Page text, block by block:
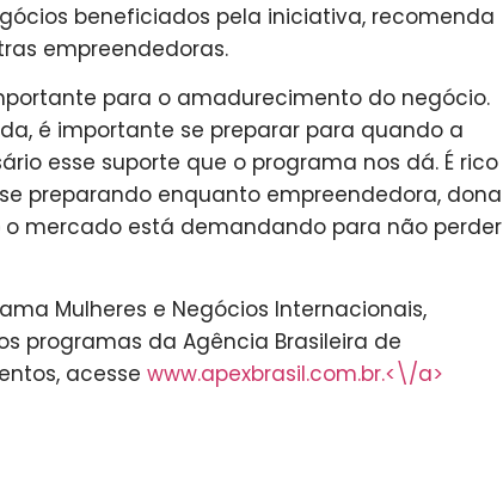
beneficiados pela iniciativa, recomenda
empreendedoras.
para o amadurecimento do negócio.
é importante se preparar para quando a
esse suporte que o programa nos dá. É rico
preparando enquanto empreendedora, dona
mercado está demandando para não perder
Mulheres e Negócios Internacionais,
programas da Agência Brasileira de
acesse www.apexbrasil.com.br.<\/a>